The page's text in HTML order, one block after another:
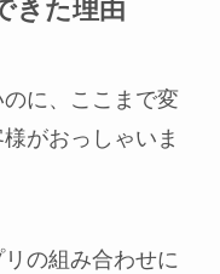
きた理由
のに、ここまで変
がおっしゃいま
の組み合わせに